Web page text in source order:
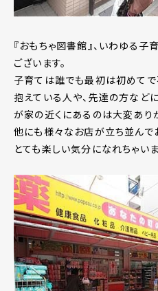
『おもちゃ図書館』、いわゆる
ございます。
子育ては誰でも最初は初めて
抱えている人や、先達の方など
が家の近くにあるのは大変あり
他にも様々なお店が立ち並んで
とても楽しい気分になれちゃい